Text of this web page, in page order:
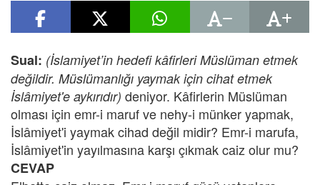
Sual: (İslamiyet’in hedefi kâfirleri Müslüman etmek
değildir. Müslümanlığı yaymak için cihat etmek
İslâmiyet'e aykırıdır) deniyor. Kâfirlerin Müslüman
olması için emr-i maruf ve nehy-i münker yapmak,
İslâmiyet'i yaymak cihad değil midir? Emr-i marufa,
İslâmiyet'in yayılmasına karşı çıkmak caiz olur mu?
CEVAP